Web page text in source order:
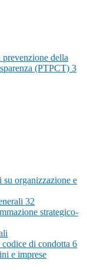
della
(PTPCT) 3
organizzazione e
32
strategico-
di condotta 6
e imprese